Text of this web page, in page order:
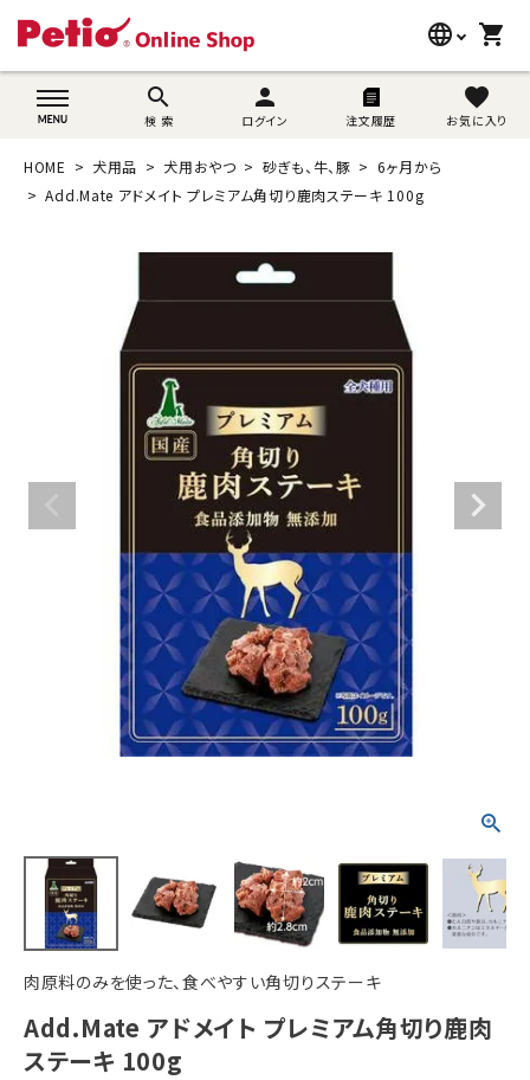
language
wovn-lang-name
shopping_cart
search
検 索
person
ログイン 注文履歴
favorite
お気に入り
search
猫用品
うさぎ用品
ブランド別に探す
目的別に探す
ACCOUNT MENU
ようこそ ゲスト 様
person 新規会員登録
HOME 犬用品 犬用おやつ 砂ぎも、牛、豚
6ヶ月から
Add.Mate アドメイト プレミアム角切り鹿肉ステーキ 100g
肉原料のみを使った、食べやすい角切りステーキ
Add.Mate アドメイト プレミアム角切り鹿肉
ステーキ 100g